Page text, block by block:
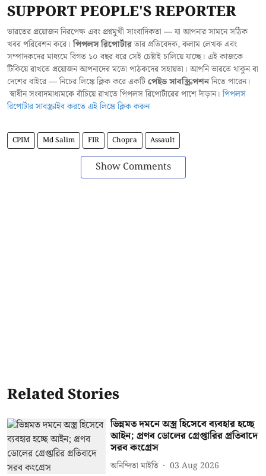
SUPPORT PEOPLE'S REPORTER
ভারতের প্রয়োজন নিরপেক্ষ এবং প্রশ্নমুখী সাংবাদিকতা — যা আপনার সামনে সঠিক
খবর পরিবেশন করে।পিপলস রিপোর্টারতার প্রতিবেদক, কলাম লেখক এবং
সম্পাদকদের মাধ্যমে বিগত ১০ বছর ধরে সেই চেষ্টাই চালিয়ে যাচ্ছে। এই কাজকে
টিকিয়ে রাখতে প্রয়োজন আপনাদের মতো পাঠকদের সহায়তা। আপনি ভারতে থাকুন বা
দেশের বাইরে — নিচের লিঙ্কে ক্লিক করে একটিপেইড সাবস্ক্রিপশননিতে পারেন।
স্বাধীন সংবাদমাধ্যমকে বাঁচিয়ে রাখতে পিপলস রিপোর্টারের পাশে দাঁড়ান।পিপলস
রিপোর্টার সাবস্ক্রাইব করতে এই লিঙ্কে ক্লিক করুন
CPIM Md Salim FIR Chopra Assault
Show Comments
Related Stories
ভিন্নমত দমনে অস্ত্র হিসেবে ব্যবহার হচ্ছে
আইন; প্রণব ডোলের গ্রেপ্তারির প্রতিবাদে
সরব কংগ্রেস
অনিন্দিতা মাইতি 03 Aug 2026